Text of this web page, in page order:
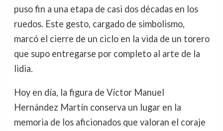
puso fin a una etapa de casi dos décadas en los
ruedos. Este gesto, cargado de simbolismo,
marcó el cierre de un ciclo en la vida de un torero
que supo entregarse por completo al arte de la
lidia.
Hoy en día, la figura de Víctor Manuel
Hernández Martín conserva un lugar en la
memoria de los aficionados que valoran el coraje